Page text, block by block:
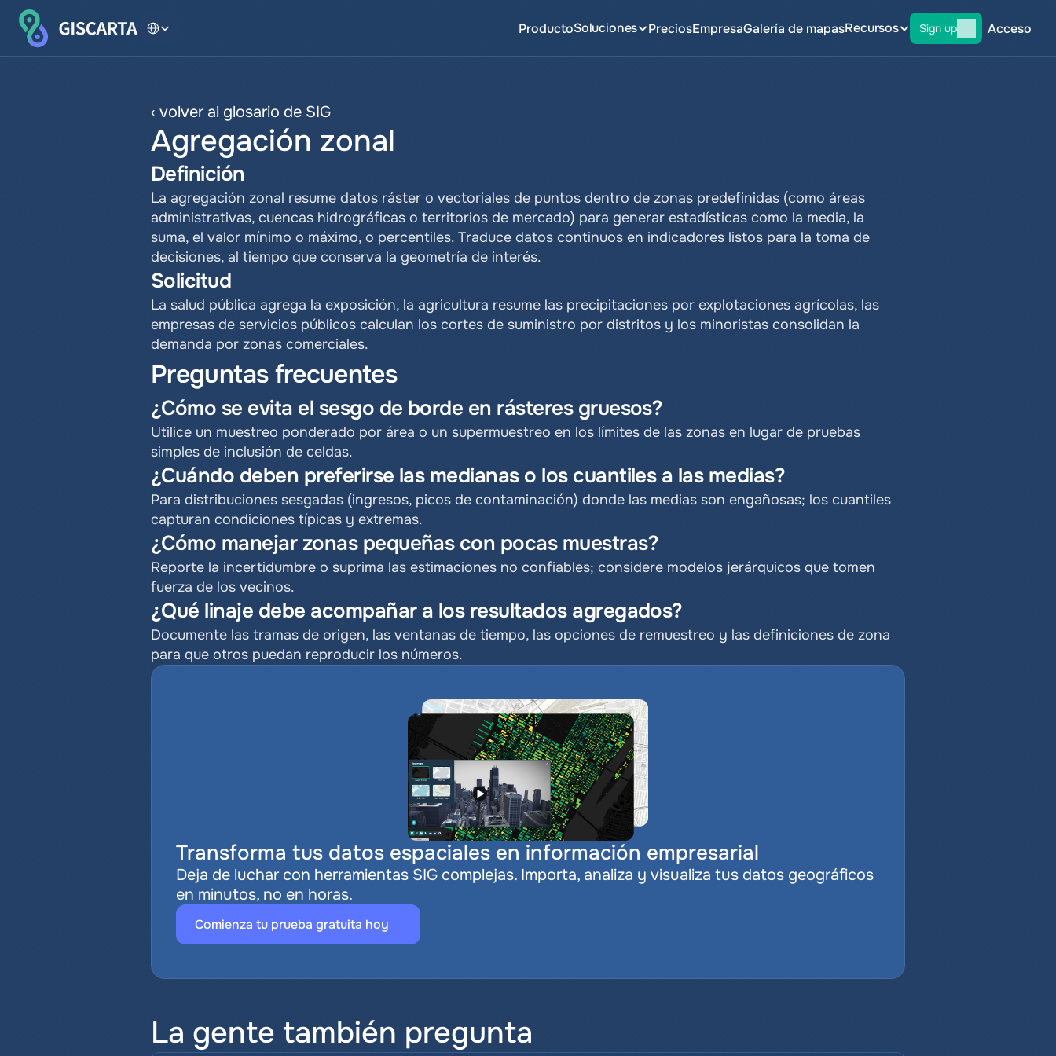
ProductoSoluciones PreciosEmpresaGalería de mapasRecursos Sign up Acceso
‹ volver al glosario de SIG
Agregación zonal
Definición
La agregación zonal resume datos ráster o vectoriales de puntos dentro de zonas predefinidas (como áreas
administrativas, cuencas hidrográficas o territorios de mercado) para generar estadísticas como la media, la
suma, el valor mínimo o máximo, o percentiles. Traduce datos continuos en indicadores listos para la toma de
decisiones, al tiempo que conserva la geometría de interés.
Solicitud
La salud pública agrega la exposición, la agricultura resume las precipitaciones por explotaciones agrícolas, las
empresas de servicios públicos calculan los cortes de suministro por distritos y los minoristas consolidan la
demanda por zonas comerciales.
Preguntas frecuentes
¿Cómo se evita el sesgo de borde en rásteres gruesos?
Utilice un muestreo ponderado por área o un supermuestreo en los límites de las zonas en lugar de pruebas
simples de inclusión de celdas.
¿Cuándo deben preferirse las medianas o los cuantiles a las medias?
Para distribuciones sesgadas (ingresos, picos de contaminación) donde las medias son engañosas; los cuantiles
capturan condiciones típicas y extremas.
¿Cómo manejar zonas pequeñas con pocas muestras?
Reporte la incertidumbre o suprima las estimaciones no confiables; considere modelos jerárquicos que tomen
fuerza de los vecinos.
¿Qué linaje debe acompañar a los resultados agregados?
Documente las tramas de origen, las ventanas de tiempo, las opciones de remuestreo y las definiciones de zona
para que otros puedan reproducir los números.
Transforma tus datos espaciales en información empresarial
Deja de luchar con herramientas SIG complejas. Importa, analiza y visualiza tus datos geográficos
en minutos, no en horas.
Comienza tu prueba gratuita hoy
La gente también pregunta